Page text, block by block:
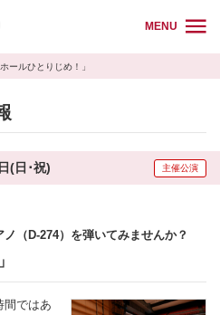
MENU
ホールひとりじめ！」
(日･祝) 主催公演
（D-274）を弾いてみませんか？
ではあ